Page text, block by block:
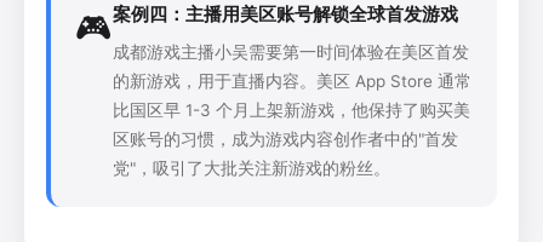
🎮案例四：主播用美区账号解锁全球首发游戏
成都游戏主播小吴需要第一时间体验在美区首发
的新游戏，用于直播内容。美区 App Store 通常
比国区早 1-3 个月上架新游戏，他保持了购买美
区账号的习惯，成为游戏内容创作者中的"首发
党"，吸引了大批关注新游戏的粉丝。